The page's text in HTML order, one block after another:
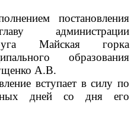
постановления
администрации
Майская горка
образования
А.В.
вступает в силу по
дней со дня его